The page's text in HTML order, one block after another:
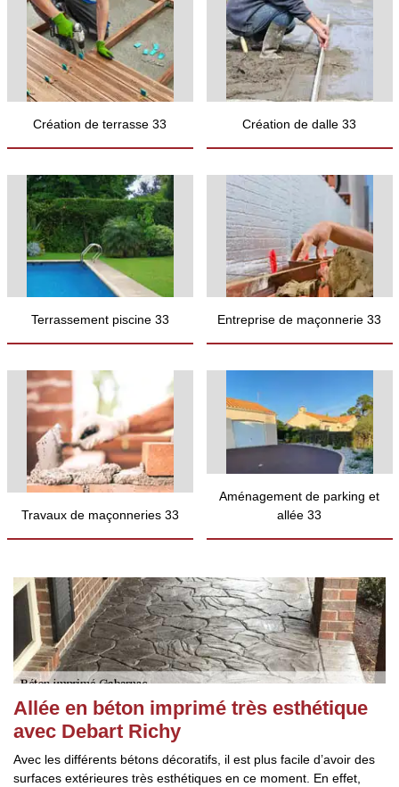
Création de terrasse 33 Création de dalle 33
Terrassement piscine 33 Entreprise de maçonnerie 33
Travaux de maçonneries 33
Aménagement de parking et
allée 33
Allée en béton imprimé très esthétique
avec Debart Richy
Avec les différents bétons décoratifs, il est plus facile d’avoir des
surfaces extérieures très esthétiques en ce moment. En effet,